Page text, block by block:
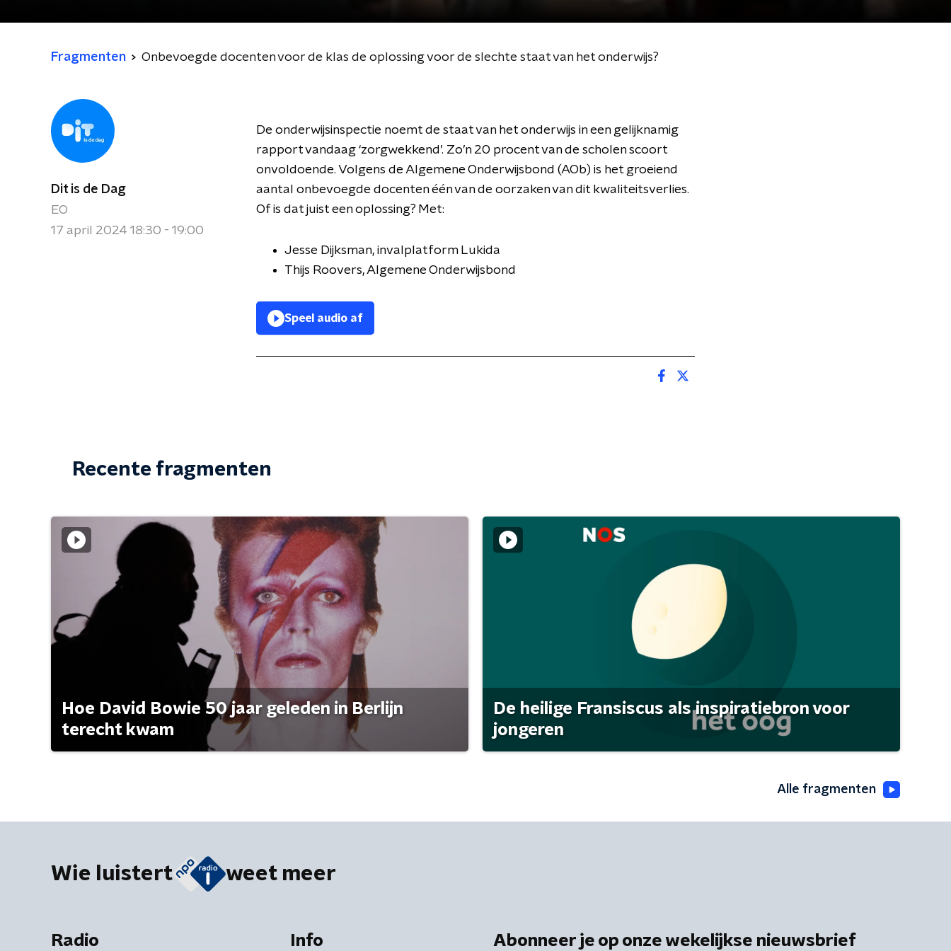
Fragmenten Onbevoegde docenten voor de klas de oplossing voor de slechte staat van het onderwijs?
Dit is de Dag
EO
17 april 2024 18:30 - 19:00
De onderwijsinspectie noemt de staat van het onderwijs in een gelijknamig
rapport vandaag ‘zorgwekkend’. Zo’n 20 procent van de scholen scoort
onvoldoende. Volgens de Algemene Onderwijsbond (AOb) is het groeiend
aantal onbevoegde docenten één van de oorzaken van dit kwaliteitsverlies.
Of is dat juist een oplossing? Met:
Jesse Dijksman, invalplatform Lukida
Thijs Roovers, Algemene Onderwijsbond
Speel audio af
Recente fragmenten
Hoe David Bowie 50 jaar geleden in Berlijn
terecht kwam
De heilige Fransiscus als inspiratiebron voor
jongeren
Alle fragmenten
Wie luistert weet meer
Radio Info Abonneer je op onze wekelijkse nieuwsbrief